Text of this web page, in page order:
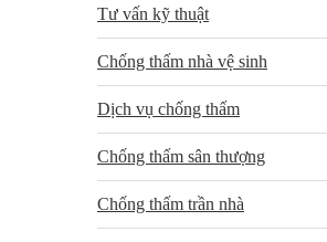
Tư vấn kỹ thuật
Chống thấm nhà vệ sinh
Dịch vụ chống thấm
Chống thấm sân thượng
Chống thấm trần nhà